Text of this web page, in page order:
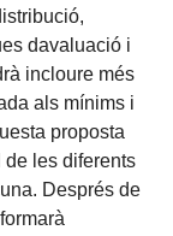
davaluació i
incloure més
als mínims i
proposta
les diferents
Després de